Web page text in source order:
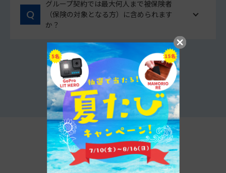
グループ契約では最大何人まで被保険者
（保険の対象となる方）に含められます
か？
他のよくあるご質問をみる
t@biho情報局